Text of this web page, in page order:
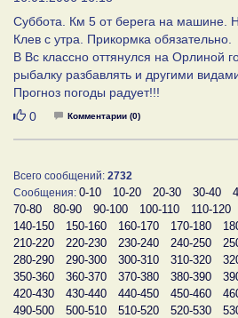
Суббота. Км 5 от берега на машине.
Клев с утра. Прикормка обязательно.
В Вс классно оттянулся на Орлиной
рыбалку разбавлять и другими
Прогноз погоды радует!!!
Нравится
0 Комментарии (0)
Всего сообщений: 2732
Сообщения: 0-10 10-20 20-30 30-40
70-80
80-90 90-100 100-110 110-120
140-150
150-160 160-170 170-180
210-220
220-230 230-240 240-250
280-290
290-300 300-310 310-320
350-360
360-370 370-380 380-390
420-430
430-440 440-450 450-460
490-500
500-510 510-520 520-530